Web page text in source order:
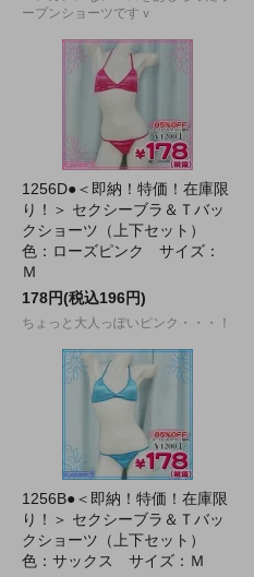
ープンショーツですｖ
1256D●＜即納！特価！在庫限
り！＞ セクシーブラ＆Ｔバッ
クショーツ（上下セット）
色：ローズピンク サイズ：
Ｍ
178円(税込196円)
ちょっと大人っぽいピンク・・・！
1256B●＜即納！特価！在庫限
り！＞ セクシーブラ＆Ｔバッ
クショーツ（上下セット）
色：サックス サイズ：Ｍ